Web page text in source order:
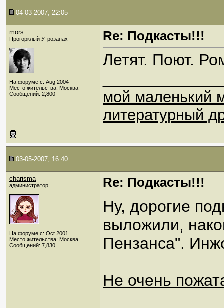
04-03-2007, 22:05
mors
Прогорклый Утрозапах
На форуме с: Aug 2004
Место жительства: Москва
Сообщений: 2,800
Re: Подкасты!!!
Летят. Поют.
мой маленький
литературный
03-05-2007, 16:40
charisma
администратор
На форуме с: Oct 2001
Место жительства: Москва
Сообщений: 7,830
Re: Подкасты!!!
Ну, дорогие
выложили,
Пензанса".
Не очень